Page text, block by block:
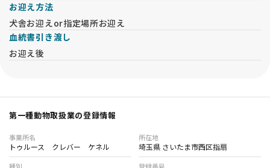
お迎え方法
犬舎お迎えor指定場所お迎え
血統書引き渡し
お迎え後
第一種動物取扱業の登録情報
事業所名
トゥルース クレバー ケネル
所在地
埼玉県 さいたま市西区指扇